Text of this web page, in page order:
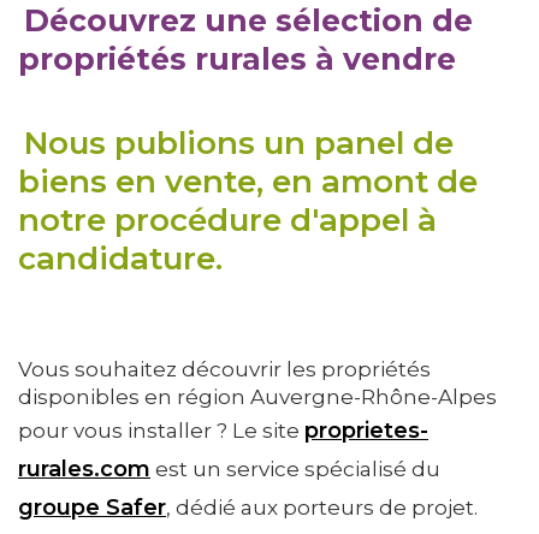
Découvrez une sélection de
propriétés rurales à vendre
Nous publions un panel de
biens en vente, en amont de
notre procédure d'appel à
candidature.
Vous souhaitez découvrir les propriétés
disponibles en région Auvergne-Rhône-Alpes
pour vous installer ? Le site proprietes-
rurales.com est un service spécialisé du
groupe Safer, dédié aux porteurs de projet.